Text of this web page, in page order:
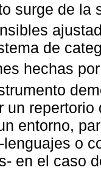
surge de la
de
hechas
un
entorno,
o
en el caso